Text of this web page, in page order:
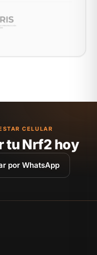
CELULAR
tu Nrf2 hoy
por WhatsApp